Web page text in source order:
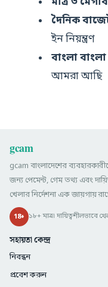
দৈনিক
ইন নিয়ন্ত্রণ
বাংলা
আমরা আছি
gcam
gcam বাংলাদেশের
জন্য পেমেন্ট, গেম তথ্য এবং
খেলার নির্দেশনা এক জায়গায়
18+ ১৮+ মাত্র। দায়িত্বশীলভাবে
সহায়তা কেন্দ্র
নিবন্ধন
প্রবেশ করুন